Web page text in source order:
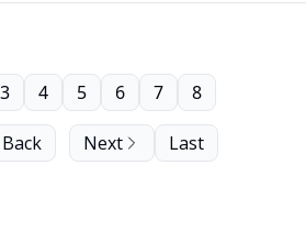
Back
3 4 5 6 7 8
Next Last